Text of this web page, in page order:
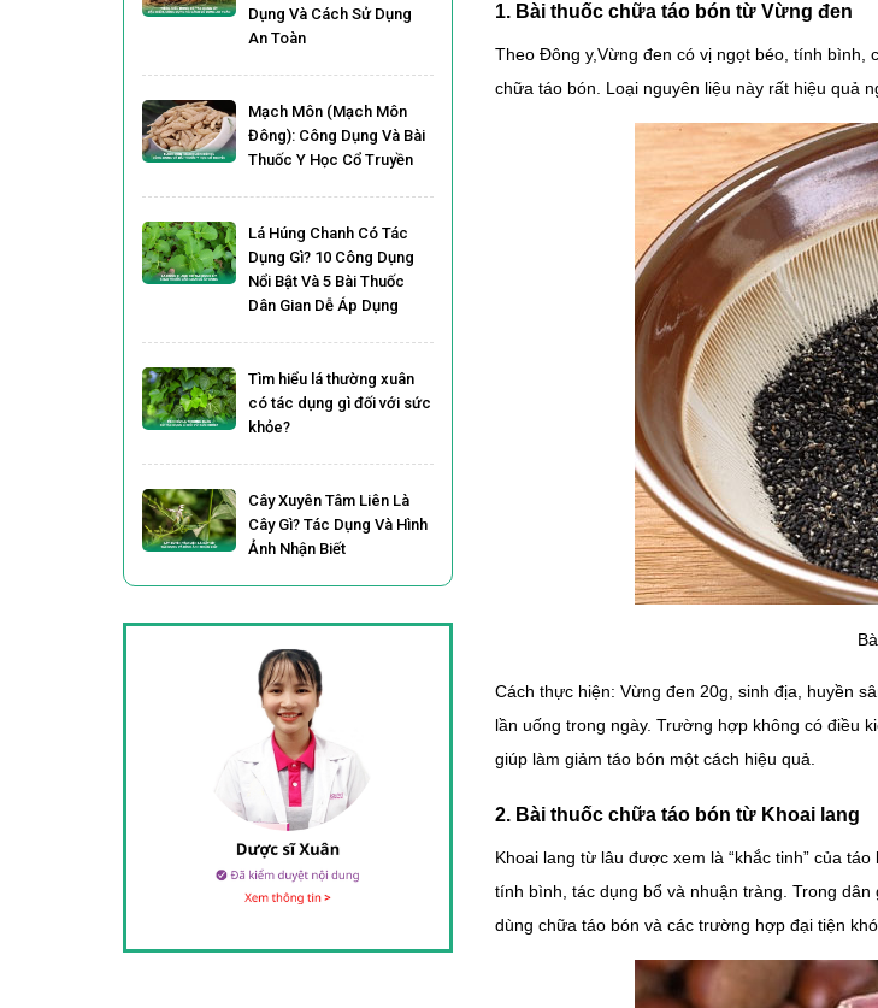
1. Bài thuốc chữa táo bón từ Vừng đen
Theo Đông y,Vừng đen có vị ngọt béo, tính
chữa táo bón. Loại nguyên liệu này rất hiệu quả
Cách thực hiện: Vừng đen 20g, sinh địa, huyền
lần uống trong ngày. Trường hợp không có điều
giúp làm giảm táo bón một cách hiệu quả.
2. Bài thuốc chữa táo bón từ Khoai lang
Khoai lang từ lâu được xem là “khắc tinh” của
tính bình, tác dụng bổ và nhuận tràng. Trong
dùng chữa táo bón và các trường hợp đại tiện khó
Dụng Và Cách Sử Dụng
An Toàn
Mạch Môn (Mạch Môn
Đông): Công Dụng Và Bài
Thuốc Y Học Cổ Truyền
Lá Húng Chanh Có Tác
Dụng Gì? 10 Công Dụng
Nổi Bật Và 5 Bài Thuốc
Dân Gian Dễ Áp Dụng
Tìm hiểu lá thường xuân
có tác dụng gì đối với sức
khỏe?
Cây Xuyên Tâm Liên Là
Cây Gì? Tác Dụng Và Hình
Ảnh Nhận Biết